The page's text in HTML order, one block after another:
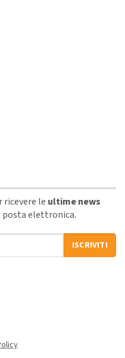
le ultime news
elettronica.
ISCRIVITI